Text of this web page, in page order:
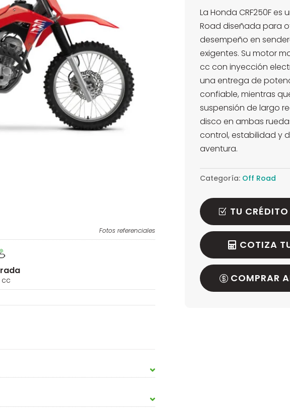
Fotos referenciales
cc
La Honda CRF250F
Road diseñada para
desempeño en
exigentes. Su motor
cc con inyección
una entrega de
confiable, mientras
suspensión de largo
disco en ambas
control, estabilidad y
aventura.
Categoría: Off Road
TU
COTIZA
COMPRAR